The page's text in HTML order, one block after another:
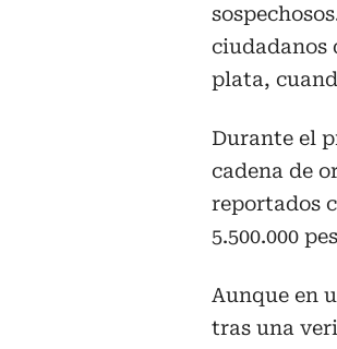
ciudadanos
plata,
Durante el
cadena de
reportados
5.500.000
Aunque en
tras una